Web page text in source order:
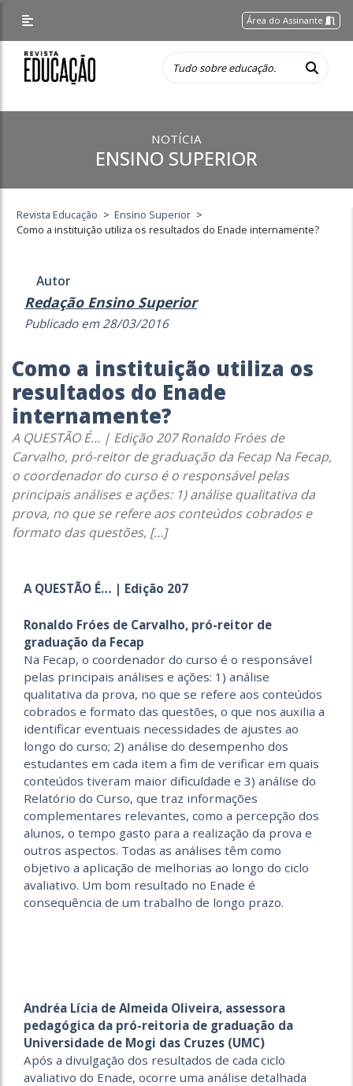
Área do Assinante
NOTÍCIA
ENSINO SUPERIOR
Revista Educação > Ensino Superior >
Como a instituição utiliza os resultados do Enade internamente?
Autor
Redação Ensino Superior
Publicado em 28/03/2016
Como a instituição utiliza os
resultados do Enade
internamente?
A QUESTÃO É… | Edição 207 Ronaldo Fróes de
Carvalho, pró-reitor de graduação da Fecap Na Fecap,
o coordenador do curso é o responsável pelas
principais análises e ações: 1) análise qualitativa da
prova, no que se refere aos conteúdos cobrados e
formato das questões, […]
A QUESTÃO É… | Edição 207
Ronaldo Fróes de Carvalho, pró-reitor de
graduação da Fecap
Na Fecap, o coordenador do curso é o responsável
pelas principais análises e ações: 1) análise
qualitativa da prova, no que se refere aos conteúdos
cobrados e formato das questões, o que nos auxilia a
identificar eventuais necessidades de ajustes ao
longo do curso; 2) análise do desempenho dos
estudantes em cada item a fim de verificar em quais
conteúdos tiveram maior dificuldade e 3) análise do
Relatório do Curso, que traz informações
complementares relevantes, como a percepção dos
alunos, o tempo gasto para a realização da prova e
outros aspectos. Todas as análises têm como
objetivo a aplicação de melhorias ao longo do ciclo
avaliativo. Um bom resultado no Enade é
consequência de um trabalho de longo prazo.
Andréa Lícia de Almeida Oliveira, assessora
pedagógica da pró-reitoria de graduação da
Universidade de Mogi das Cruzes (UMC)
Após a divulgação dos resultados de cada ciclo
avaliativo do Enade, ocorre uma análise detalhada